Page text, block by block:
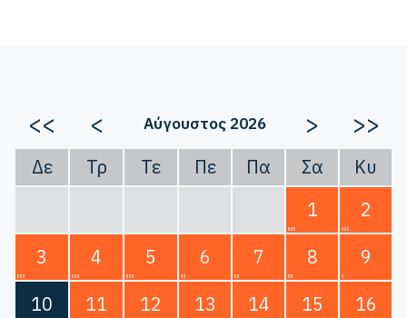
<< < Αύγουστος 2026 > >>
Δε Τρ Τε Πε Πα Σα
Κυ
1
2
3
4 5 6 7 8
9
10
11 12 13 14 15
16